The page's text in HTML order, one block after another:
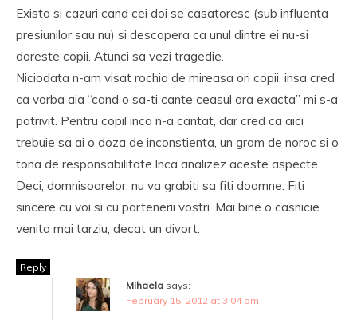
Exista si cazuri cand cei doi se casatoresc (sub influenta
presiunilor sau nu) si descopera ca unul dintre ei nu-si
doreste copii. Atunci sa vezi tragedie.
Niciodata n-am visat rochia de mireasa ori copii, insa cred
ca vorba aia “cand o sa-ti cante ceasul ora exacta” mi s-a
potrivit. Pentru copil inca n-a cantat, dar cred ca aici
trebuie sa ai o doza de inconstienta, un gram de noroc si o
tona de responsabilitate.Inca analizez aceste aspecte.
Deci, domnisoarelor, nu va grabiti sa fiti doamne. Fiti
sincere cu voi si cu partenerii vostri. Mai bine o casnicie
venita mai tarziu, decat un divort.
Reply
Mihaela says:
February 15, 2012 at 3:04 pm